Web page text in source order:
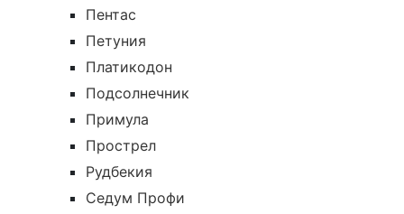
Пентас
Петуния
Платикодон
Подсолнечник
Примула
Прострел
Рудбекия
Седум Профи